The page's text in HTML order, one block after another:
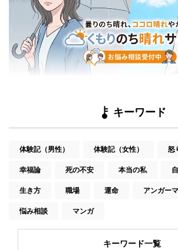
キーワード
体験記（男性） 体験記（女性） 怒
幸福論 死の不安 本当の私
生き方 職場 運命 アンガー
悩み相談 マンガ
キーワード一覧